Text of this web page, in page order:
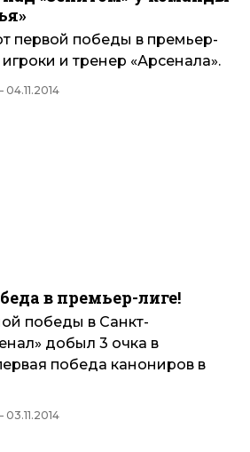
первой победы в премьер-
и тренер «Арсенала».
04.11.2014
в премьер-лиге!
победы в Санкт-
добыл 3 очка в
победа канониров в
03.11.2014